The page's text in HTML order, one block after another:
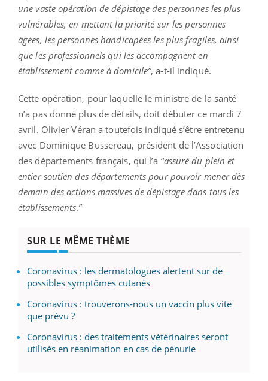
une vaste opération de dépistage des personnes les plus
vulnérables, en mettant la priorité sur les personnes
âgées, les personnes handicapées les plus fragiles, ainsi
que les professionnels qui les accompagnent en
établissement comme à domicile”, a-t-il indiqué.
Cette opération, pour laquelle le ministre de la santé
n’a pas donné plus de détails, doit débuter ce mardi 7
avril. Olivier Véran a toutefois indiqué s’être entretenu
avec Dominique Bussereau, président de l’Association
des départements français, qui l’a “assuré du plein et
entier soutien des départements pour pouvoir mener dès
demain des actions massives de dépistage dans tous les
établissements.”
SUR LE MÊME THÈME
Coronavirus : les dermatologues alertent sur de
possibles symptômes cutanés
Coronavirus : trouverons-nous un vaccin plus vite
que prévu ?
Coronavirus : des traitements vétérinaires seront
utilisés en réanimation en cas de pénurie